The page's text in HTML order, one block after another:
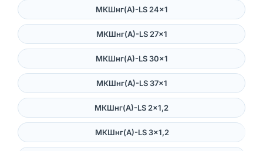
МКШнг(А)-LS 24×1
МКШнг(А)-LS 27×1
МКШнг(А)-LS 30×1
МКШнг(А)-LS 37×1
МКШнг(А)-LS 2×1,2
МКШнг(А)-LS 3×1,2